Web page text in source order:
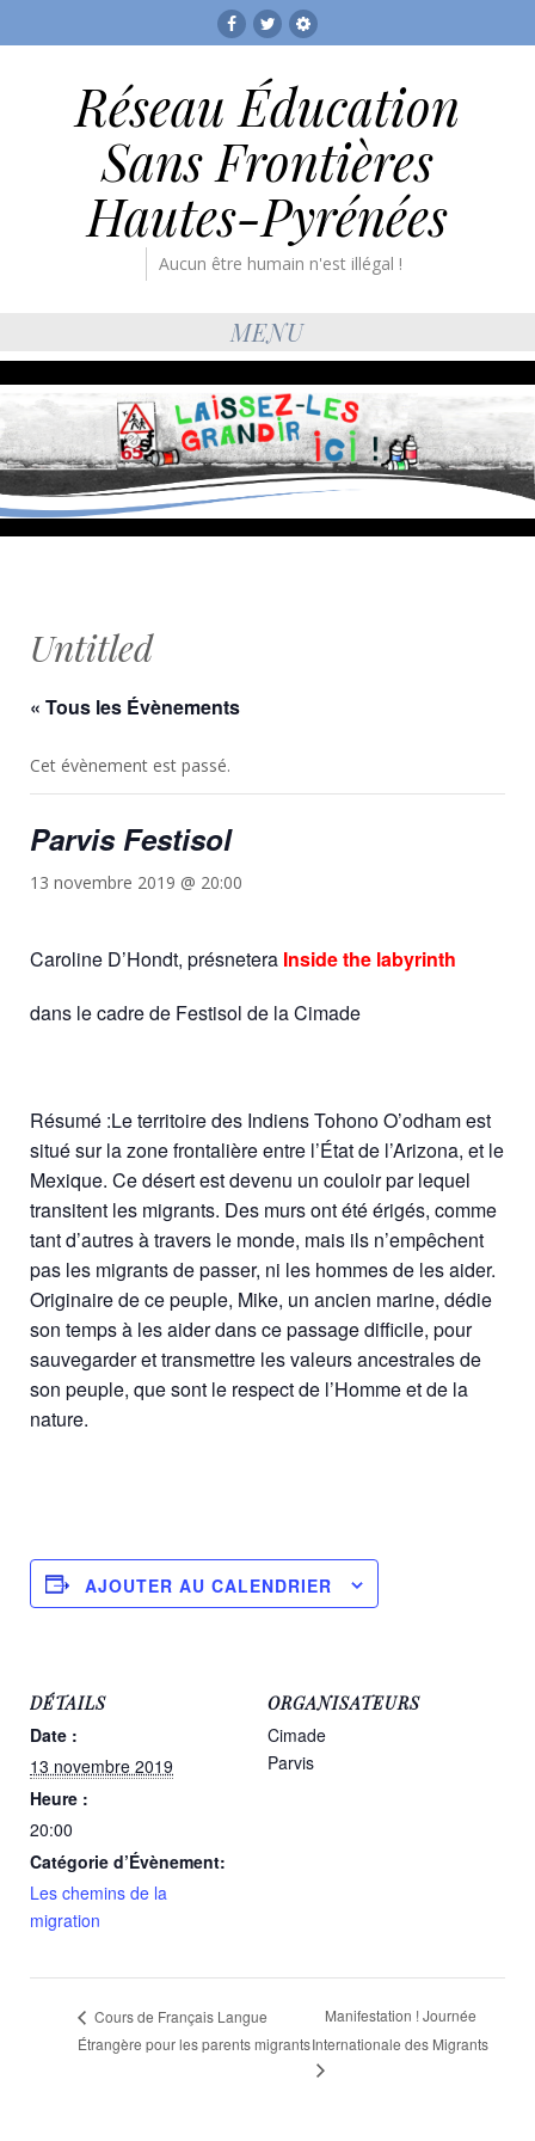
Facebook
TwitterRESF
Réseau Éducation
Sans Frontières
Hautes-Pyrénées
Aucun être humain n'est illégal !
MENU
Untitled
« Tous les Évènements
Cet évènement est passé.
Parvis Festisol
13 novembre 2019 @ 20:00
Caroline D’Hondt, présnetera Inside the labyrinth
dans le cadre de Festisol de la Cimade
Résumé :Le territoire des Indiens Tohono O’odham est
situé sur la zone frontalière entre l’État de l’Arizona, et le
Mexique. Ce désert est devenu un couloir par lequel
transitent les migrants. Des murs ont été érigés, comme
tant d’autres à travers le monde, mais ils n’empêchent
pas les migrants de passer, ni les hommes de les aider.
Originaire de ce peuple, Mike, un ancien marine, dédie
son temps à les aider dans ce passage difficile, pour
sauvegarder et transmettre les valeurs ancestrales de
son peuple, que sont le respect de l’Homme et de la
nature.
AJOUTER AU CALENDRIER
DÉTAILS
Date :
13 novembre 2019
Heure :
20:00
Catégorie d’Évènement:
Les chemins de la
migration
ORGANISATEURS
Cimade
Parvis
Cours de Français Langue
Étrangère pour les parents migrants
Manifestation ! Journée
Internationale des Migrants